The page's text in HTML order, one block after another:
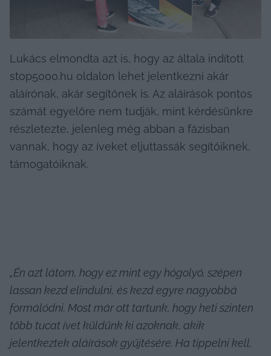
Lukács elmondta azt is, hogy az általa indított
stop5000.hu oldalon lehet jelentkezni akár
aláírónak, akár segítőnek is. Az aláírások pontos
számát egyelőre nem tudják, mint kérdésünkre
részletezte, jelenleg még abban a fázisban
vannak, hogy az íveket eljuttassák segítőiknek,
támogatóiknak.
„Én azt látom, hogy ez mint egy hógolyó, szépen
lassan kezd elindulni, és kezd egyre nagyobbá
formálódni. Most már ott tartunk, hogy heti szinten
több tucat ívet küldünk ki azoknak, akik
jelentkeztek aláírások gyűjtésére. Ha tippelni kell,